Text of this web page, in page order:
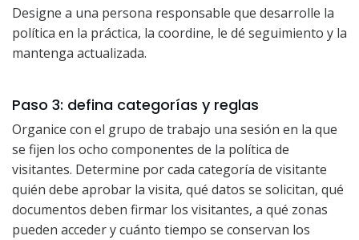
Designe a una persona responsable que desarrolle la
política en la práctica, la coordine, le dé seguimiento y la
mantenga actualizada.
Paso 3: defina categorías y reglas
Organice con el grupo de trabajo una sesión en la que
se fijen los ocho componentes de la política de
visitantes. Determine por cada categoría de visitante
quién debe aprobar la visita, qué datos se solicitan, qué
documentos deben firmar los visitantes, a qué zonas
pueden acceder y cuánto tiempo se conservan los